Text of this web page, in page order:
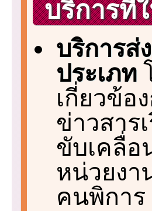
บริการที่
บริการส่
ประเภท
เกี่ยวข้อ
ข่าวสาร
ขับเคลื่อ
หน่วยงา
คนพิการ